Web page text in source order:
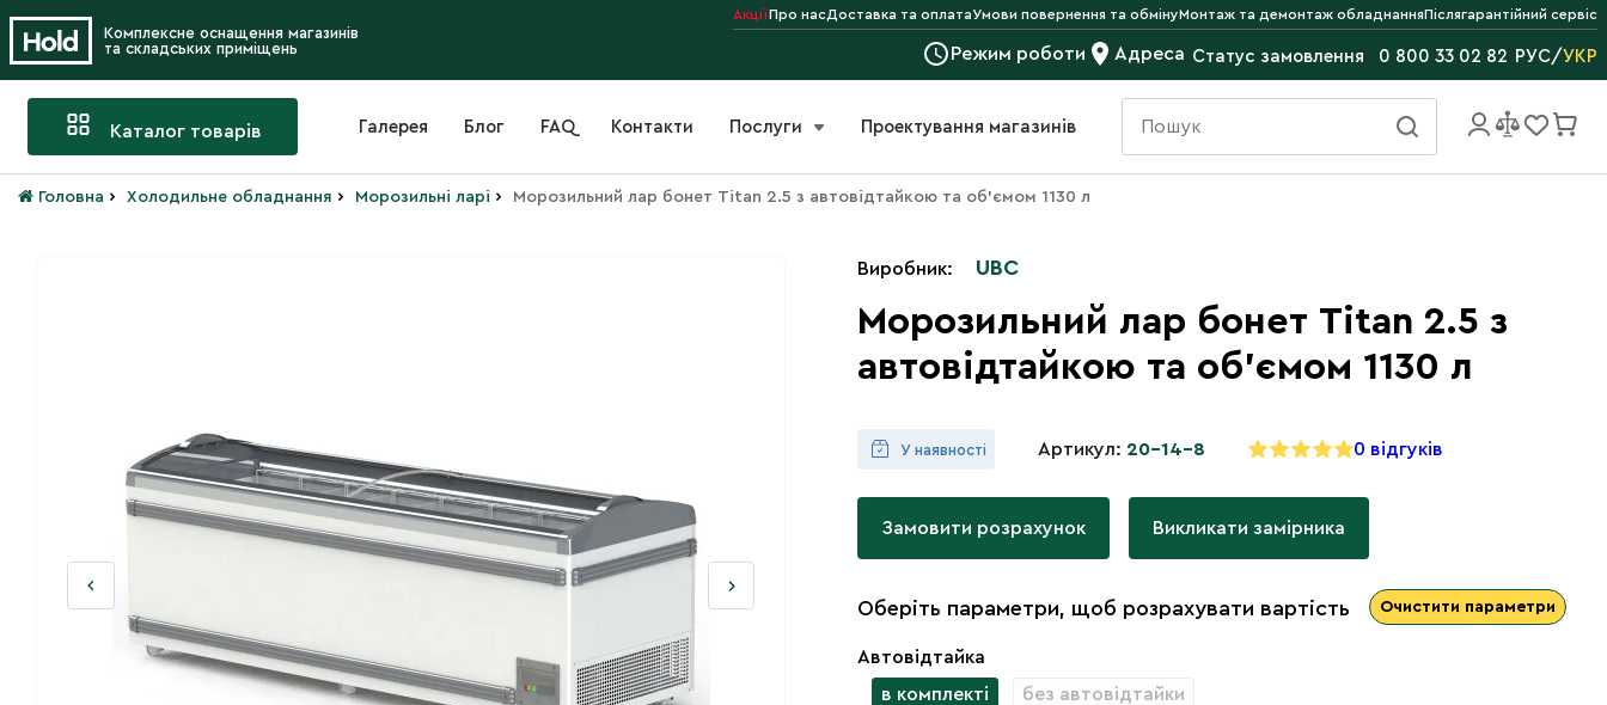
Комплексне оснащення магазинів
та складських приміщень
АкціїПро насДоставка та оплатаУмови повернення та обмінуМонтаж та демонтаж обладнанняПіслягарантійний сервіс
Режим роботи Адреса Статус замовлення 0 800 33 02 82 РУС/УКР
Каталог товарів Галерея Блог FAQ Контакти Послуги Проектування магазинів
Головна › Холодильне обладнання › Морозильні ларі › Морозильний лар бонет Titan 2.5 з автовідтайкою та об'ємом 1130 л
Виробник: UBC
Морозильний лар бонет Titan 2.5 з
автовідтайкою та об'ємом 1130 л
У наявності Артикул: 20-14-8 0 відгуків
Замовити розрахунок Викликати замірника
Оберіть параметри, щоб розрахувати вартість Очистити параметри
Автовідтайка
в комплекті
без автовідтайки